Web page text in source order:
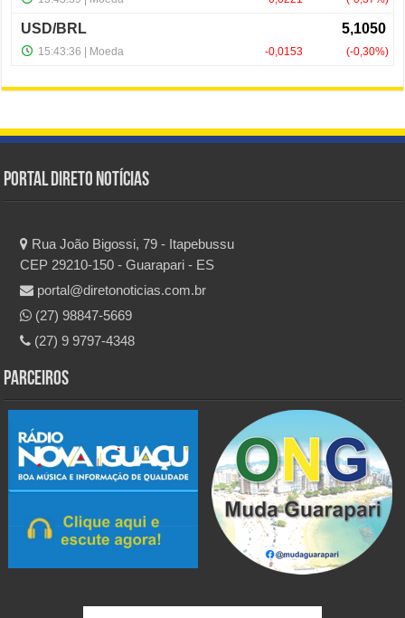
Portal Direto Notícias
Rua João Bigossi, 79 - Itapebussu
CEP 29210-150 - Guarapari - ES
portal@diretonoticias.com.br
(27) 98847-5669
(27) 9 9797-4348
Parceiros